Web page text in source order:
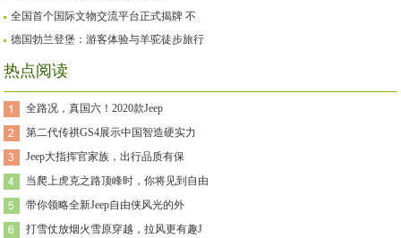
全国首个国际文物交流平台正式揭牌 不
德国勃兰登堡：游客体验与羊驼徒步旅行
热点阅读
全路况，真国六！2020款Jeep
第二代传祺GS4展示中国智造硬实力
Jeep大指挥官家族，出行品质有保
当爬上虎克之路顶峰时，你将见到自由
带你领略全新Jeep自由侠风光的外
打雪仗放烟火雪原穿越，拉风更有趣J